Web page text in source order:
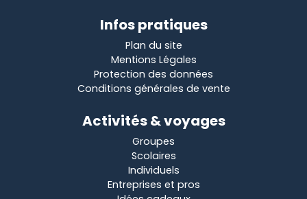
Infos pratiques
Plan du site
Mentions Légales
Protection des données
Conditions générales de vente
Activités & voyages
Groupes
Scolaires
Individuels
Entreprises et pros